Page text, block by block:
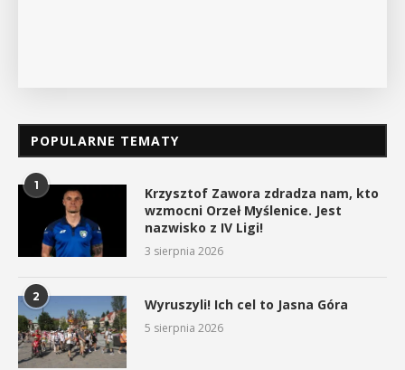
POPULARNE TEMATY
1
Krzysztof Zawora zdradza nam, kto
wzmocni Orzeł Myślenice. Jest
nazwisko z IV Ligi!
3 sierpnia 2026
2 Wyruszyli! Ich cel to Jasna Góra
5 sierpnia 2026